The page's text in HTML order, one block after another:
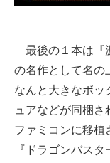
最後の１本は『
の名作として名の
なんと大きなボッ
ュアなどが同梱さ
ファミコンに移植
『ドラゴンバス